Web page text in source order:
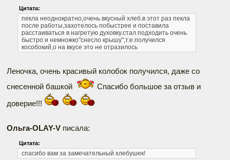
Цитата:
пекла неоднократно,очень вкусный хлеб.в этот раз пекла
после работы,захотелось побыстрее и поставила
расстаиваться в нагретую духовку.стал подходить очень
быстро и немножко"снесло крышу'',т.е.получился
кособокий,о на вкусе это не отразилось
Леночка, очень красивый колобок получился, даже со
снесенной башкой
Спасибо большое за отзыв и
доверие!!!
Ольга-OLAY-V писала:
Цитата:
спасибо вам за замечательный хлебушек!